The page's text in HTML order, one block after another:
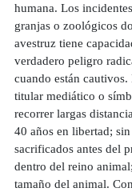
humana. Los
granjas o zoológicos
avestruz tiene
verdadero peligro
cuando están
titular mediático o
recorrer largas
40 años en libertad;
sacrificados antes del
dentro del reino
tamaño del animal.